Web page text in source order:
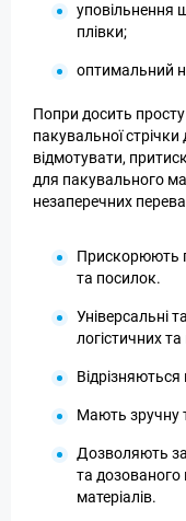
уповільнення
плівки;
оптимальний
Попри досить
пакувальної
відмотувати,
для пакувального
незаперечних
Прискорюють
та посилок.
Універсальні
логістичних
Мають зручну
Дозволяють
та
матеріалів.